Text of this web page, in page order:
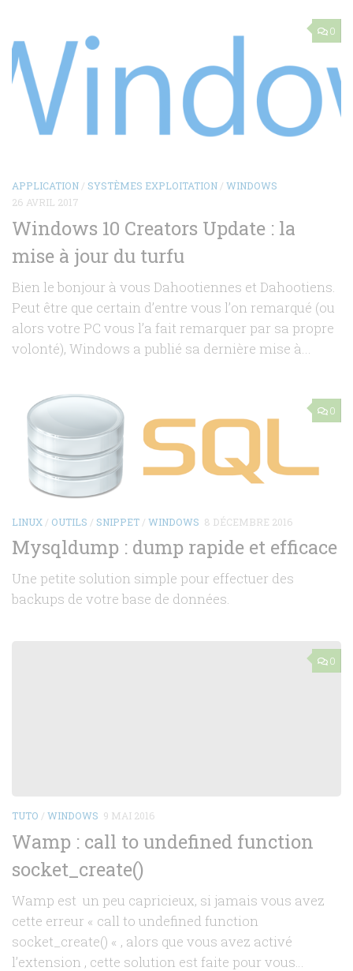
0
APPLICATION / SYSTÈMES EXPLOITATION / WINDOWS
26 AVRIL 2017
Windows 10 Creators Update : la
mise à jour du turfu
Bien le bonjour à vous Dahootiennes et Dahootiens.
Peut être que certain d’entre vous l’on remarqué (ou
alors votre PC vous l’a fait remarquer par sa propre
volonté), Windows a publié sa dernière mise à...
0
LINUX / OUTILS / SNIPPET / WINDOWS 8 DÉCEMBRE 2016
Mysqldump : dump rapide et efficace
Une petite solution simple pour effectuer des
backups de votre base de données.
0
TUTO / WINDOWS 9 MAI 2016
Wamp : call to undefined function
socket_create()
Wamp est un peu capricieux, si jamais vous avez
cette erreur « call to undefined function
socket_create() « , alors que vous avez activé
l’extension , cette solution est faite pour vous…